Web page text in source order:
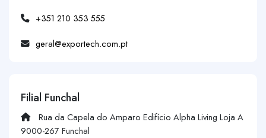
+351 210 353 555
geral@exportech.com.pt
Filial Funchal
Rua da Capela do Amparo Edifício Alpha Living Loja A
9000-267 Funchal